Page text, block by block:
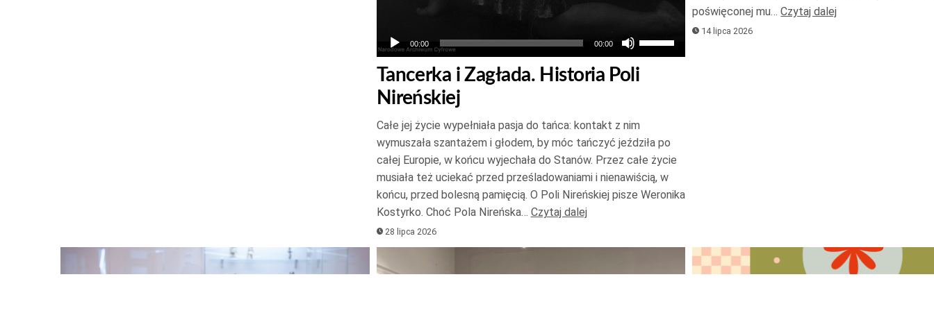
00:00 00:00
Używaj
strzałek
do
dołu
aby
zwiększyć
głośność.
Tancerka i Zagłada. Historia Poli
Nireńskiej
Całe jej życie wypełniała pasja do tańca: kontakt z nim
wymuszała szantażem i głodem, by móc tańczyć jeździła po
całej Europie, w końcu wyjechała do Stanów. Przez całe życie
musiała też uciekać przed prześladowaniami i nienawiścią, w
końcu, przed bolesną pamięcią. O Poli Nireńskiej pisze Weronika
Kostyrko. Choć Pola Nireńska… Czytaj dalej
28 lipca 2026
poświęconej mu…Czytaj dalej
14 lipca 2026
Odtwarzacz
plików
Odtwarzacz
plików
Odtwarzacz
plików